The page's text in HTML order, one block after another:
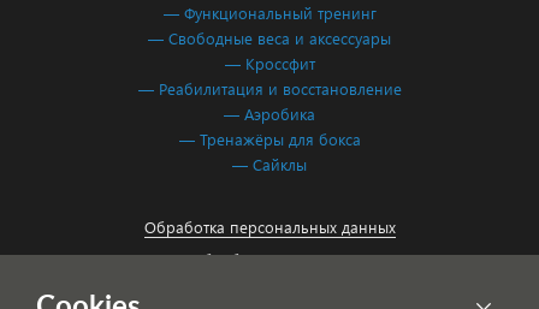
— Функциональный тренинг
— Свободные веса и аксессуары
— Кроссфит
— Реабилитация и восстановление
— Аэробика
— Тренажёры для бокса
— Сайклы
Обработка персональных данных
Согласие на обработку персональных данных